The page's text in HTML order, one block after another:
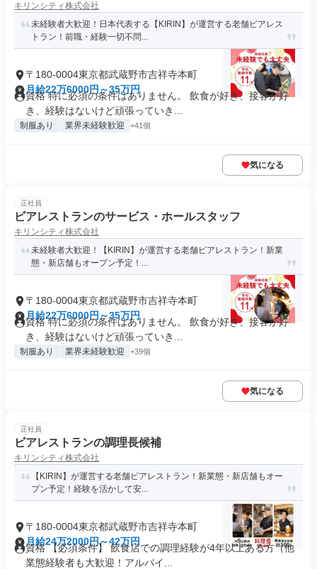
キリンシティ株式会社
未経験者大歓迎！日本代表する【KIRIN】が運営する老舗ビアレス
トラン！前職・経験一切不問...
〒180-0004東京都武蔵野市吉祥寺本町
月給22万6000円～35万円
資格 特に必須の条件はありません。 飲食が好き、接客が好
き、経験はないけど頑張っていき...
制服あり 業界未経験歓迎 +41個
気になる
正社員
ビアレストランのサービス・ホールスタッフ
キリンシティ株式会社
未経験者大歓迎！【KIRIN】が運営する老舗ビアレストラン！新業
態・新店舗もオープン予定！...
〒180-0004東京都武蔵野市吉祥寺本町
月給22万6000円～35万円
資格 特に必須の条件はありません。 飲食が好き、接客が好
き、経験はないけど頑張っていき...
制服あり 業界未経験歓迎 +39個
気になる
正社員
ビアレストランの調理長候補
キリンシティ株式会社
【KIRIN】が運営する老舗ビアレストラン！新業態・新店舗もオー
プン予定！経験を活かして安...
〒180-0004東京都武蔵野市吉祥寺本町
月給24万2000円～42万円
資格 【必須条件】 飲食店での調理経験が4年以上ある方（他
業態経験者も大歓迎！アルバイ...